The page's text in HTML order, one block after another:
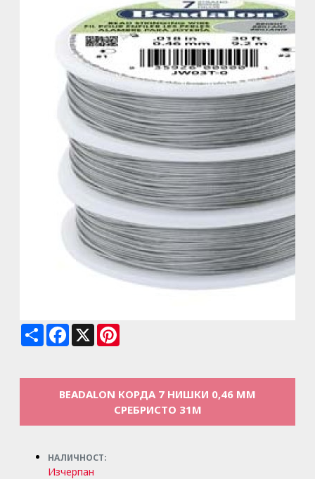
Share Facebook
X
BEADALON КОРДА 7 НИШКИ 0,46 ММ
СРЕБРИСТО 31М
НАЛИЧНОСТ:
Изчерпан